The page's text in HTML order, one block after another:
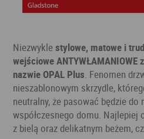
Niezwyklestylowe, matowe i
wejściowe
nazwie OPAL Plus. Fenomen
nieszablonowym skrzydle,
neutralny, że pasować będzie do
współczesnego domu. Najlepiej
z bielą oraz delikatnym beżem,